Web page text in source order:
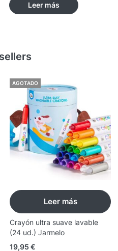
Leer más
AGOTADO
Leer más
Crayón ultra suave lavable
(24 ud.) Jarmelo
19,95 €